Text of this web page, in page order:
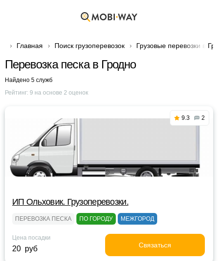
Главная Поиск грузоперевозок Грузовые перевозки в
Перевозка песка в Гродно
Найдено 5 служб
Рейтинг: 9 на основе 2 оценок
9.3 2
ИП Ольховик. Грузоперевозки.
ПЕРЕВОЗКА ПЕСКА ПО ГОРОДУ МЕЖГОРОД
Цена посадки
20 руб Связаться